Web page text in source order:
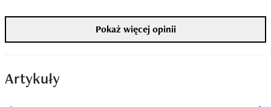
Pokaż więcej opinii
Artykuły